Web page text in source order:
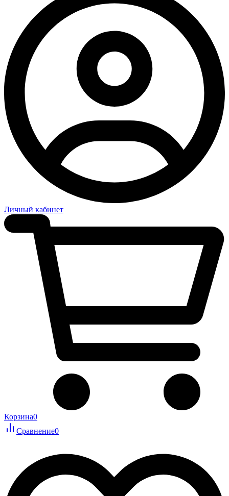
Личный кабинет
Корзина0
Сравнение0